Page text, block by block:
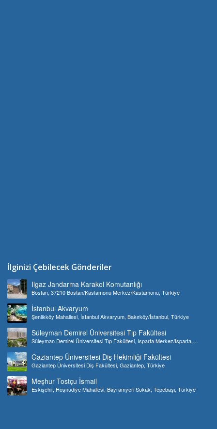
İlginizi Çebilecek Gönderiler
Ilgaz Jandarma Karakol Komutanlığı
Bostan, 37210 Bostan/Kastamonu Merkez/Kastamonu, Türkiye
İstanbul Akvaryum
Şenlikköy Mahallesi, İstanbul Akvaryum, Bakırköy/İstanbul, Türkiye
Süleyman Demirel Üniversitesi Tıp Fakültesi
Süleyman Demirel Üniversitesi Tıp Fakültesi, Isparta Merkez/Isparta,
Gaziantep Üniversitesi Diş Hekimliği Fakültesi
Gaziantep Üniversitesi Diş Fakültesi, Gaziantep, Türkiye
Meşhur Tostçu İsmail
Eskişehir, Hoşnudiye Mahallesi, Bayramyeri Sokak, Tepebaşı, Türkiye